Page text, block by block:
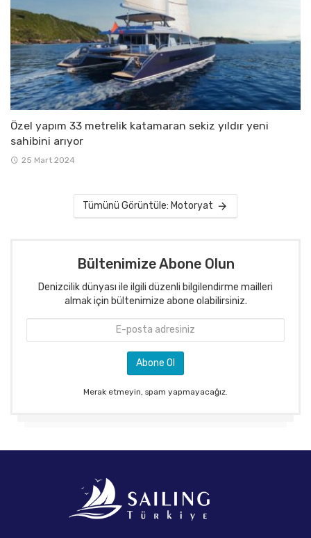
Özel yapım 33 metrelik katamaran sekiz yıldır yeni
sahibini arıyor
25 Mart 2024
Tümünü Görüntüle: Motoryat
Bültenimize Abone Olun
Denizcilik dünyası ile ilgili düzenli bilgilendirme mailleri
almak için bültenimize abone olabilirsiniz.
Merak etmeyin, spam yapmayacağız.